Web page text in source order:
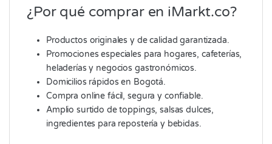
¿Por qué comprar en iMarkt.co?
Productos originales y de calidad garantizada.
Promociones especiales para hogares, cafeterías,
heladerías y negocios gastronómicos.
Domicilios rápidos en Bogotá.
Compra online fácil, segura y confiable.
Amplio surtido de toppings, salsas dulces,
ingredientes para repostería y bebidas.